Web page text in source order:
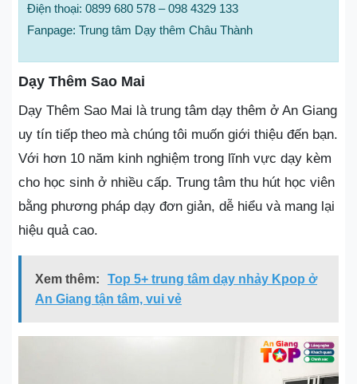
Điện thoại: 0899 680 578 – 098 4329 133
Fanpage: Trung tâm Dạy thêm Châu Thành
Dạy Thêm Sao Mai
Dạy Thêm Sao Mai là trung tâm dạy thêm ở An Giang
uy tín tiếp theo mà chúng tôi muốn giới thiệu đến bạn.
Với hơn 10 năm kinh nghiệm trong lĩnh vực dạy kèm
cho học sinh ở nhiều cấp. Trung tâm thu hút học viên
bằng phương pháp dạy đơn giản, dễ hiểu và mang lại
hiệu quả cao.
Xem thêm:
Top 5+ trung tâm dạy nhảy Kpop ở
An Giang tận tâm, vui vẻ